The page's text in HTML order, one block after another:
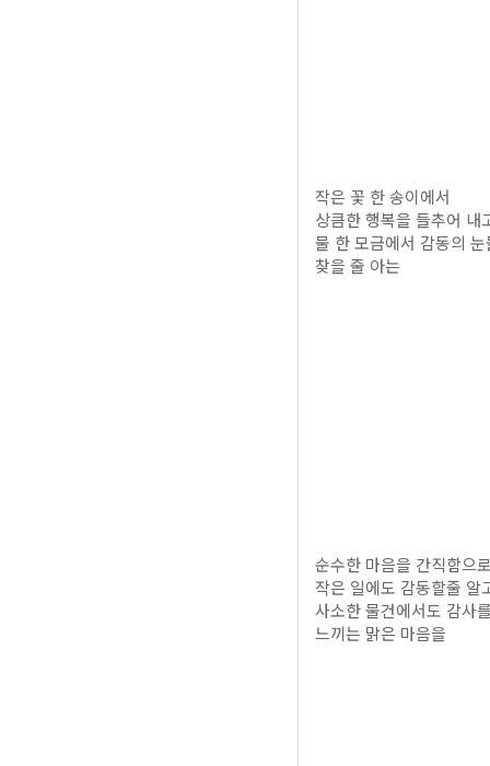
작은 꽃 한 송이에서
상큼한 행복을 들추어 내
물 한 모금에서 감동의 눈
찾을 줄 아는
순수한 마음을 간직함으
작은 일에도 감동할줄 알
사소한 물건에서도 감사를
느끼는 맑은 마음을